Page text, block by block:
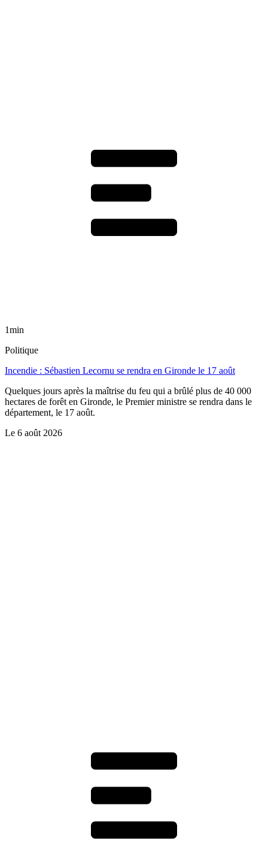
1min
Politique
Incendie : Sébastien Lecornu se rendra en Gironde le 17 août
Quelques jours après la maîtrise du feu qui a brûlé plus de 40 000
hectares de forêt en Gironde, le Premier ministre se rendra dans le
département, le 17 août.
Le 6 août 2026